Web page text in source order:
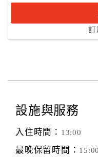
訂
設施與服務
入住時間： 13:00
最晚保留時間： 15:00